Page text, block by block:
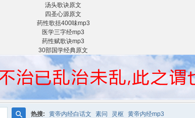
汤头歌诀原文
四圣心源原文
药性歌括400味mp3
医学三字经mp3
药性赋歌诀mp3
30部国学经典原文
热搜: 黄帝内经白话文 素问 灵枢 黄帝内经mp3